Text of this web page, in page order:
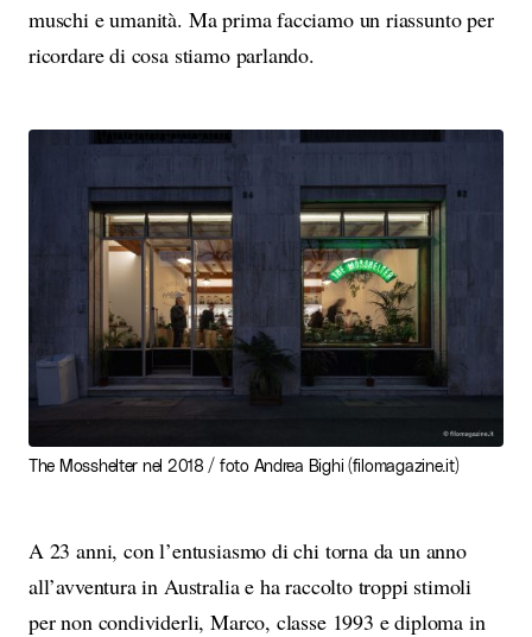
muschi e umanità. Ma prima facciamo un riassunto per
ricordare di cosa stiamo parlando.
The Mosshelter nel 2018 / foto Andrea Bighi (filomagazine.it)
A 23 anni, con l’entusiasmo di chi torna da un anno
all’avventura in Australia e ha raccolto troppi stimoli
per non condividerli, Marco, classe 1993 e diploma in